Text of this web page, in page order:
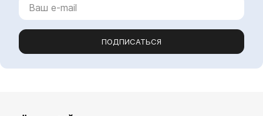
ПОДПИСАТЬСЯ